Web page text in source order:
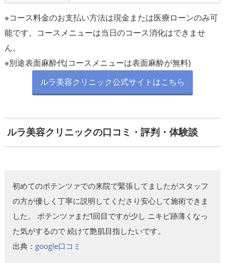
※コース料金のお支払い方法は現金または医療ローンのみ可
能です。コースメニューは当日のコース消化はできませ
ん。
※別途表面麻酔代(コースメニューは表面麻酔が無料)
ルラ美容クリニック公式サイトはこちら
ルラ美容クリニックの口コミ・評判・体験談
初めてのポテンツァでの来院で緊張してましたがスタッフ
の方が優しく丁寧に説明してくださり安心して施術できま
した。 ポテンツァまだ1回目ですが少し ニキビ跡薄くなっ
た気がするので 続けて艶肌目指したいです。
出典： google口コミ